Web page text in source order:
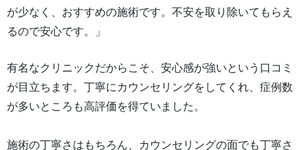
が少なく、おすすめの施術です。不安を取り除いてもらえ
るので安心です。」
有名なクリニックだからこそ、安心感が強いという口コミ
が目立ちます。丁寧にカウンセリングをしてくれ、症例数
が多いところも高評価を得ていました。
施術の丁寧さはもちろん、カウンセリングの面でも丁寧さ